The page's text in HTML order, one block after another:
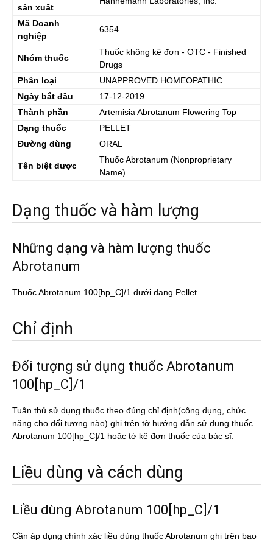
sản xuất
Mã Doanh
nghiệp
6354
Nhóm thuốc
Thuốc không kê đơn - OTC - Finished
Drugs
Phân loại
UNAPPROVED HOMEOPATHIC
Ngày bắt đầu
17-12-2019
Thành phần
Artemisia Abrotanum Flowering Top
Dạng thuốc
PELLET
Đường dùng
ORAL
Tên biệt dược
ThuốcAbrotanum (Nonproprietary
Name)
Dạng thuốc và hàm lượng
Những dạng và hàm lượng thuốc
Abrotanum
Thuốc Abrotanum 100[hp_C]/1 dưới dạng Pellet
Chỉ định
Đối tượng sử dụng thuốc Abrotanum
100[hp_C]/1
Tuân thủ sử dụng thuốc theo đúng chỉ định(công dụng, chức
năng cho đối tượng nào) ghi trên tờ hướng dẫn sử dụng thuốc
Abrotanum 100[hp_C]/1 hoặc tờ kê đơn thuốc của bác sĩ.
Liều dùng và cách dùng
Liều dùng Abrotanum 100[hp_C]/1
Cần áp dụng chính xác liều dùng thuốc Abrotanum ghi trên bao